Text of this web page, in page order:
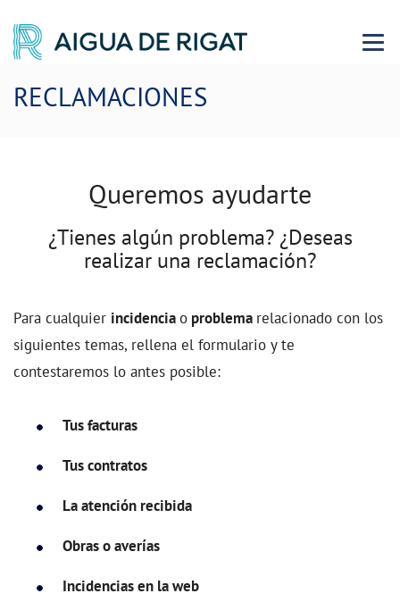
Menu
RECLAMACIONES
Queremos ayudarte
¿Tienes algún problema? ¿Deseas
realizar una reclamación?
Para cualquier incidenciao problema relacionado con los
siguientes temas, rellena el formulario y te
contestaremos lo antes posible:
Tus facturas
Tus contratos
La atención recibida
Obras o averías
Incidencias en la web